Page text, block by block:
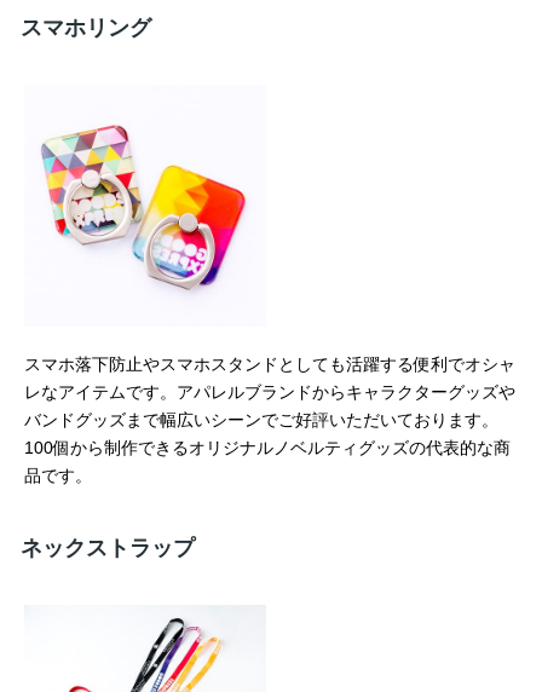
スマホリング
スマホ落下防止やスマホスタンドとしても活躍する便利でオシャ
レなアイテムです。アパレルブランドからキャラクターグッズや
バンドグッズまで幅広いシーンでご好評いただいております。
100個から制作できるオリジナルノベルティグッズの代表的な商
品です。
ネックストラップ